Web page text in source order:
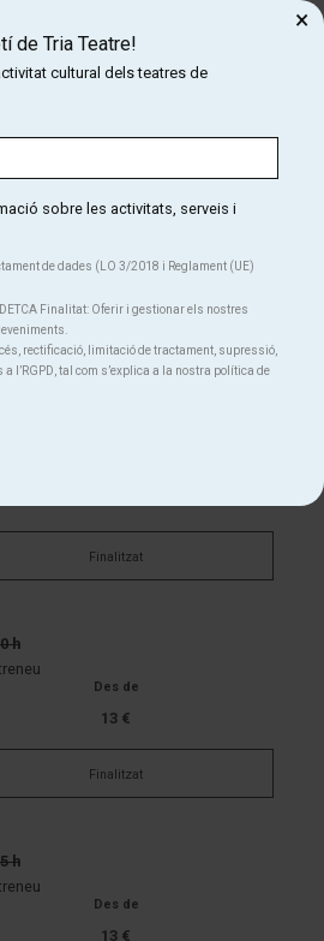
un collage de relaciones entre
se muestran temas como la
el machismo y el amor, la posición
no dejarse cuidar...
principales cada uno de ellos,
Finalitzat
h
Des de
13 €
Finalitzat
h
Des de
13 €
de Tria Teatre!
cultural dels teatres de
sobre les activitats, serveis i
de dades (LO 3/2018 i Reglament (UE)
Finalitat: Oferir i gestionar els nostres
rectificació, limitació de tractament, supressió,
l’RGPD, tal com s’explica a la nostra política de
×